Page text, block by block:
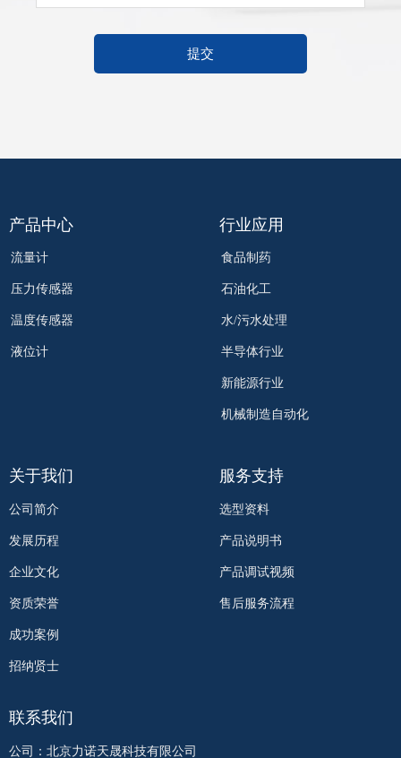
提交
产品中心
流量计
压力传感器
温度传感器
液位计
行业应用
食品制药
石油化工
水/污水处理
半导体行业
新能源行业
机械制造自动化
联系我们
公司：北京力诺天晟科技有限公司
关于我们
公司简介
发展历程
企业文化
资质荣誉
成功案例
招纳贤士
服务支持
选型资料
产品说明书
产品调试视频
售后服务流程